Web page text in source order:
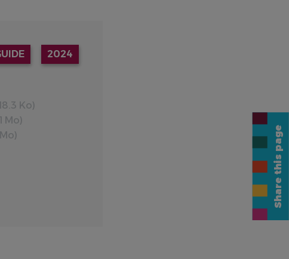
2024
Ko)
Mo)
Share this page